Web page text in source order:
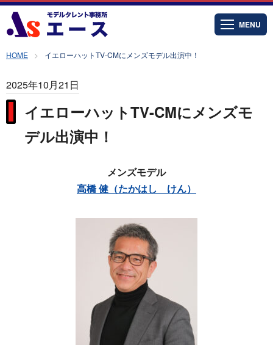
MENU
HOME イエローハットTV-CMにメンズモデル出演中！
2025年10月21日
イエローハットTV-CMにメンズモ
デル出演中！
メンズモデル
高橋 健（たかはし けん）